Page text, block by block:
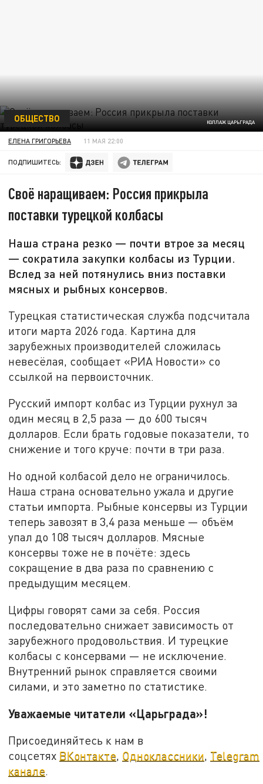
КОЛЛАЖ ЦАРЬГРАДА
ОБЩЕСТВО
ЕЛЕНА ГРИГОРЬЕВА 11 МАЯ 22:00
ПОДПИШИТЕСЬ:
Своё наращиваем: Россия прикрыла
поставки турецкой колбасы
Наша страна резко — почти втрое за месяц
— сократила закупки колбасы из Турции.
Вслед за ней потянулись вниз поставки
мясных и рыбных консервов.
Турецкая статистическая служба подсчитала
итоги марта 2026 года. Картина для
зарубежных производителей сложилась
невесёлая, сообщает «РИА Новости» со
ссылкой на первоисточник.
Русский импорт колбас из Турции рухнул за
один месяц в 2,5 раза — до 600 тысяч
долларов. Если брать годовые показатели, то
снижение и того круче: почти в три раза.
Но одной колбасой дело не ограничилось.
Наша страна основательно ужала и другие
статьи импорта. Рыбные консервы из Турции
теперь завозят в 3,4 раза меньше — объём
упал до 108 тысяч долларов. Мясные
консервы тоже не в почёте: здесь
сокращение в два раза по сравнению с
предыдущим месяцем.
Цифры говорят сами за себя. Россия
последовательно снижает зависимость от
зарубежного продовольствия. И турецкие
колбасы с консервами — не исключение.
Внутренний рынок справляется своими
силами, и это заметно по статистике.
Уважаемые читатели «Царьграда»!
Присоединяйтесь к нам в
соцсетях ВКонтакте, Одноклассники, Telegram
канале.